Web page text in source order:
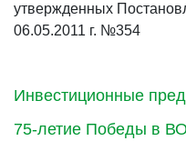
Инвестиционные
75-летие Победы в
утвержденных
06.05.2011 г. №354